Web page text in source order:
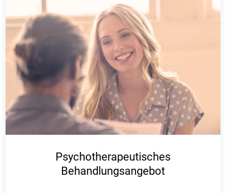
Psychotherapeutisches
Behandlungsangebot